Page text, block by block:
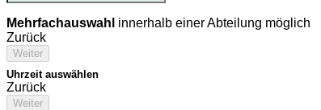
Mehrfachauswahl innerhalb einer Abteilung möglich
Zurück
Weiter
Uhrzeit auswählen
Zurück
Weiter